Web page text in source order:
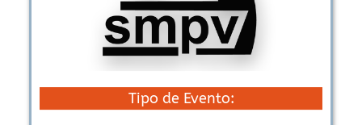
Tipo de Evento: